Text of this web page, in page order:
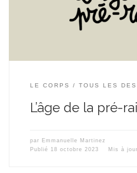
LE CORPS TOUS LES
L’âge de la pré-
par Emmanuelle Martinez
Publié 18 octobre 2023 Mis à jour